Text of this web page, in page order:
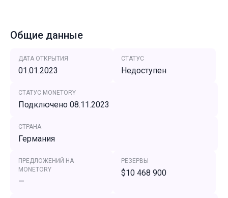
Общие данные
ДАТА ОТКРЫТИЯ
01.01.2023
СТАТУС
Недоступен
СТАТУС MONETORY
Подключено 08.11.2023
СТРАНА
Германия
ПРЕДЛОЖЕНИЙ НА
MONETORY
—
РЕЗЕРВЫ
$10 468 900